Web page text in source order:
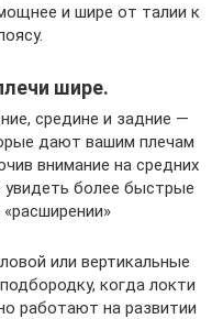
и шире от талии к
шире.
средине и задние —
дают вашим плечам
внимание на средних
более быстрые
или вертикальные
когда локти
работают на развитии